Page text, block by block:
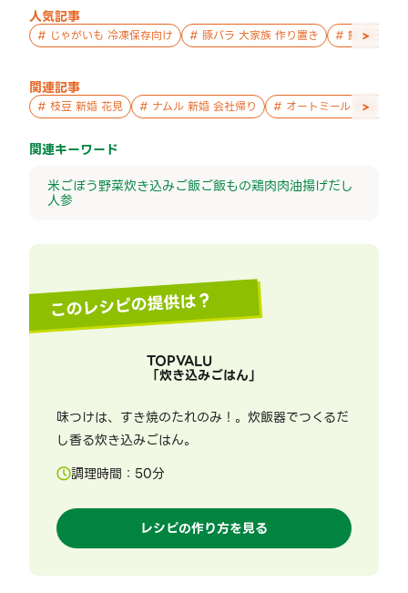
人気記事
# じゃがいも 冷凍保存向け # 豚バラ 大家族 作り置き # 鮭 親子 作
>
関連記事
# 枝豆 新婚 花見 # ナムル 新婚 会社帰り # オートミール 新婚 パー
>
関連キーワード
米ごぼう野菜炊き込みご飯ご飯もの鶏肉肉油揚げだし
人参
このレシピの提供は？
TOPVALU
「炊き込みごはん」
味つけは、すき焼のたれのみ！。炊飯器でつくるだ
し香る炊き込みごはん。
調理時間： 50分
レシピの作り方を見る